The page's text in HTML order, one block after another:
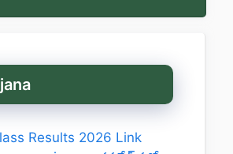
Results 2026 Link